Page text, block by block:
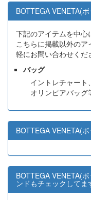
BOTTEGA VENETA(
下記のアイテムを中心
こちらに掲載以外の
軽にお問い合わせくだ
バッグ
イントレチャート
オリンピアバッグ
BOTTEGA VENETA(
BOTTEGA VENETA(
ンドもチェックしてま